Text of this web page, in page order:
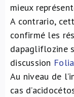
mieux
A contrario,
confirmé les
dapagliflozine
discussion
Au niveau de
cas